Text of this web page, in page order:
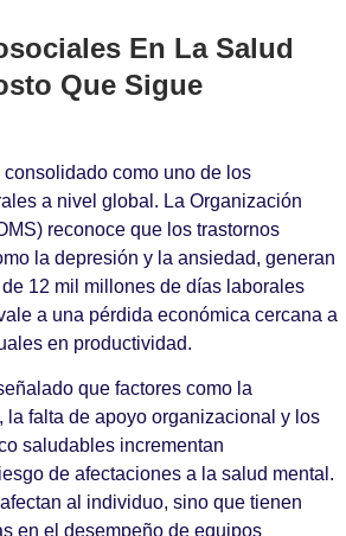
En La Salud
Que Sigue
consolidado como uno de los
a nivel global. La Organización
reconoce que los trastornos
la depresión y la ansiedad, generan
12 mil millones de días laborales
a una pérdida económica cercana a
en productividad.
que factores como la
la falta de apoyo organizacional y los
saludables incrementan
de afectaciones a la salud mental.
al individuo, sino que tienen
en el desempeño de equipos